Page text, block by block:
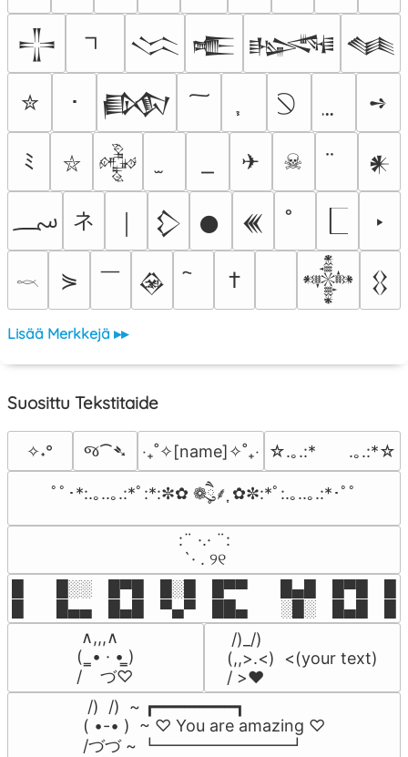
𒋲 𒈱 𒍫 𒈙 𒈝
✮ ･ 𒁃 ➺
ﾐ ⛥ 𒅒 ✈ ☠ 𒀭
؄ ネ 𒁷 𒊹 𒌍 ‣
𓎖 ⋟ ￣ 𒊲 † 𒀱 𒌐
Lisää Merkkejä ▸▸
Suosittu Tekstitaide
✧˖° જ⁀➴ ‎‧₊˚✧[name]✧˚₊‧ ☆.｡.:*　　.｡.:*☆
ﾟﾟ･*:.｡..｡.:*ﾟ:*:✼✿ ❁ཻུ۪۪⸙͎ ✿✼:*ﾟ:.｡..｡.:*･ﾟﾟ
⠀:¨ ·.· ¨:⠀
⠀ `· . ୨୧⠀
█  █░░ █▀█ █░█ █▀▀  █▄█ █▀█
█  █▄▄ █▄█ ▀▄▀ ██▄  ░█░ █▄█
∧,,,∧
(  ̳• · • ̳)
/    づ♡
/)_/)
(,,>.<)  <(your text)
/ >❤️
/)  /)  ~ ┏━━━━━━━━┓
( •-• )  ~ ♡ You are amazing ♡
/づづ ~ ┗━━━━━━━━┛